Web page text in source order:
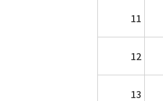
11
12
13